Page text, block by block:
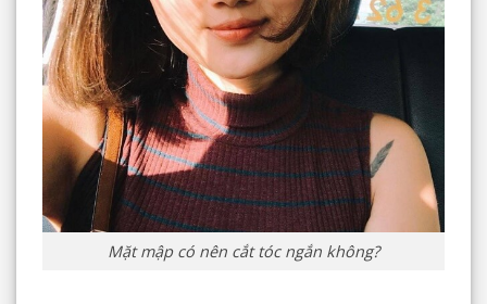
Mặt mập có nên cắt tóc ngắn không?